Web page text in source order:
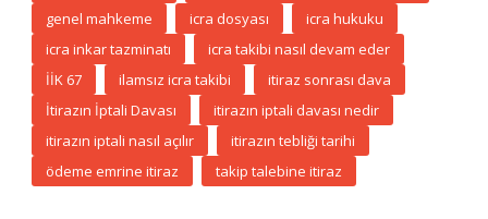
genel mahkeme
icra dosyası
icra hukuku
icra inkar tazminatı
icra takibi nasıl devam eder
İİK 67
ilamsız icra takibi
itiraz sonrası dava
İtirazın İptali Davası
itirazın iptali davası nedir
itirazın iptali nasıl açılır
itirazın tebliği tarihi
ödeme emrine itiraz
takip talebine itiraz